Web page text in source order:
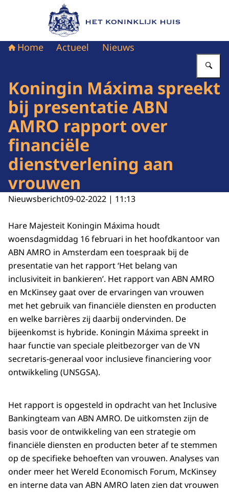
Naar de homepage van Het Koninklijk Huis
Home Actueel Nieuws
Koningin Máxima spreekt
bij presentatie ABN
AMRO rapport over
financiële
dienstverlening aan
vrouwen
Nieuwsbericht09-02-2022 | 11:13
Hare Majesteit Koningin Máxima houdt
woensdagmiddag 16 februari in het hoofdkantoor van
ABN AMRO in Amsterdam een toespraak bij de
presentatie van het rapport ‘Het belang van
inclusiviteit in bankieren’. Het rapport van ABN AMRO
en McKinsey gaat over de ervaringen van vrouwen
met het gebruik van financiële diensten en producten
en welke barrières zij daarbij ondervinden. De
bijeenkomst is hybride. Koningin Máxima spreekt in
haar functie van speciale pleitbezorger van de VN
secretaris-generaal voor inclusieve financiering voor
ontwikkeling (UNSGSA).
Het rapport is opgesteld in opdracht van hetInclusive
Bankingteam van ABN AMRO. De uitkomsten zijn de
basis voor de ontwikkeling van een strategie om
financiële diensten en producten beter af te stemmen
op de specifieke behoeften van vrouwen. Analyses van
onder meer het Wereld Economisch Forum, McKinsey
en interne data van ABN AMRO laten zien dat vrouwen